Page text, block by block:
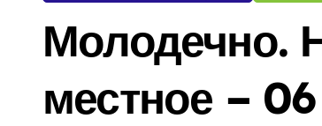
Молодечно.
местное –